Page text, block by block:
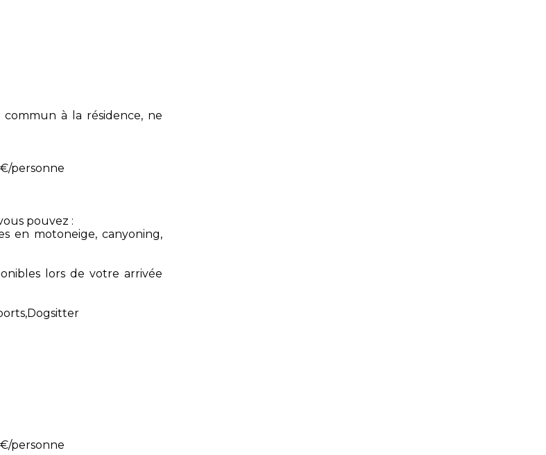
à la résidence, ne
personne
pouvez :
en motoneige, canyoning,
lors de votre arrivée
personne